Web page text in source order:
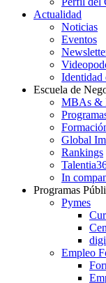
Actualidad
Noticias
Eventos
Identidad
Escuela de
MBAs &
Global
Rankings
In
Programas
Pymes
Empleo